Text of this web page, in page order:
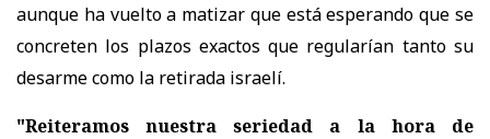
aunque ha vuelto a matizar que está esperando que se
concreten los plazos exactos que regularían tanto su
desarme como la retirada israelí.
"Reiteramos nuestra seriedad a la hora de